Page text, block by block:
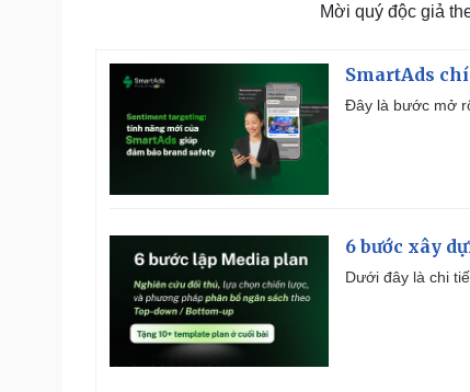
Mời quý độc giả
SmartAds
Đây là bước mở
6 bước xây
Dưới đây là chi